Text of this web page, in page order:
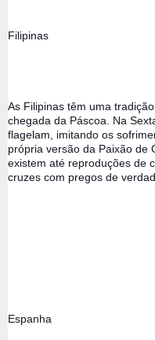
Filipinas
As Filipinas têm uma
chegada da Páscoa. Na
flagelam, imitando os
própria versão da Paixão de
existem até reproduções de
cruzes com pregos de
Espanha